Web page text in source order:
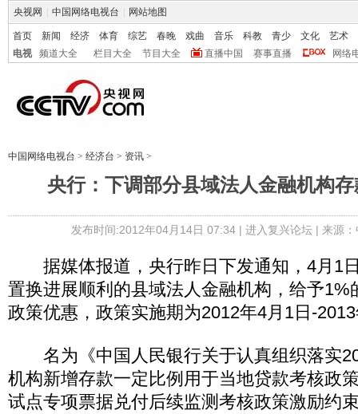
央视网 中国网络电视台 网站地图
首页 新闻 经济 体育 综艺 春晚 戏曲 音乐 科教 青少 文化
艺术
电视
频道大全 栏目大全 节目大全 直播中国 赛事直播 网络
中国网络电视台 > 经济台 > 资讯 >
央行：下调部分县域法人金融机构
发布时间:2012年04月14日 07:34 | 进入复兴论坛| 来源
据媒体报道，央行昨日下发通知，4月1
置换进展顺利的县域法人金融机构，给予1%
政策优惠，政策实施期为2012年4月1日-
名为《中国人民银行关于认真组织落实
机构新增存款一定比例用于当地贷款考核政
试点专项票据兑付后续监测考核政策激励约